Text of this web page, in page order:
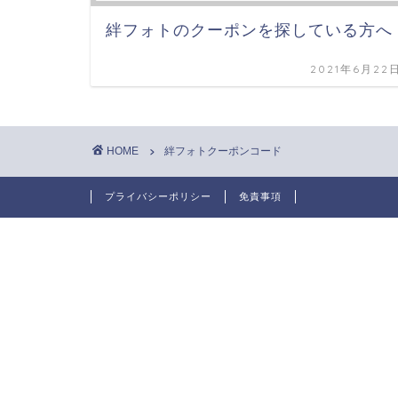
絆フォトのクーポンを探している方へ
2021年6月22
HOME 絆フォトクーポンコード
プライバシーポリシー 免責事項